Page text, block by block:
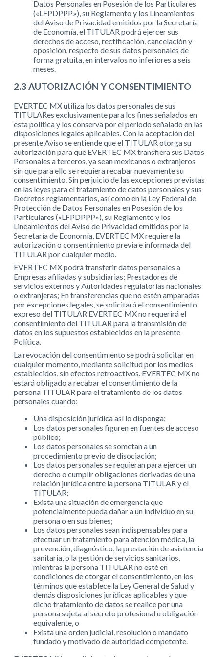
Datos Personales en Posesión de los Particulares
(«LFPDPPP»), su Reglamento y los Lineamientos
del Aviso de Privacidad emitidos por la Secretaría
de Economía, el TITULAR podrá ejercer sus
derechos de acceso, rectificación, cancelación y
oposición, respecto de sus datos personales de
forma gratuita, en intervalos no inferiores a seis
meses.
2.3 AUTORIZACIÓN Y CONSENTIMIENTO
EVERTEC MX utiliza los datos personales de sus
TITULARes exclusivamente para los fines señalados en
esta política y los conserva por el período señalado en las
disposiciones legales aplicables. Con la aceptación del
presente Aviso se entiende que el TITULAR otorga su
autorización para que EVERTEC MX transfiera sus Datos
Personales a terceros, ya sean mexicanos o extranjeros
sin que para ello se requiera recabar nuevamente su
consentimiento. Sin perjuicio de las excepciones previstas
en las leyes para el tratamiento de datos personales y sus
Decretos reglamentarios, así como en la Ley Federal de
Protección de Datos Personales en Posesión de los
Particulares («LFPDPPP»), su Reglamento y los
Lineamientos del Aviso de Privacidad emitidos por la
Secretaría de Economía, EVERTEC MX requiere la
autorización o consentimiento previa e informada del
TITULAR por cualquier medio.
EVERTEC MX podrá transferir datos personales a
Empresas afiliadas y subsidiarias; Prestadores de
servicios externos y Autoridades regulatorias nacionales
o extranjeras; En transferencias que no estén amparadas
por excepciones legales, se solicitará el consentimiento
expreso del TITULAR EVERTEC MX no requerirá el
consentimiento del TITULAR para la transmisión de
datos en los supuestos establecidos en la presente
Política.
La revocación del consentimiento se podrá solicitar en
cualquier momento, mediante solicitud por los medios
establecidos, sin efectos retroactivos. EVERTEC MX no
estará obligado a recabar el consentimiento de la
persona TITULAR para el tratamiento de los datos
personales cuando:
Una disposición jurídica así lo disponga;
Los datos personales figuren en fuentes de acceso
público;
Los datos personales se sometan a un
procedimiento previo de disociación;
Los datos personales se requieran para ejercer un
derecho o cumplir obligaciones derivadas de una
relación jurídica entre la persona TITULAR y el
TITULAR;
Exista una situación de emergencia que
potencialmente pueda dañar a un individuo en su
persona o en sus bienes;
Los datos personales sean indispensables para
efectuar un tratamiento para atención médica, la
prevención, diagnóstico, la prestación de asistencia
sanitaria, o la gestión de servicios sanitarios,
mientras la persona TITULAR no esté en
condiciones de otorgar el consentimiento, en los
términos que establece la Ley General de Salud y
demás disposiciones jurídicas aplicables y que
dicho tratamiento de datos se realice por una
persona sujeta al secreto profesional u obligación
equivalente, o
Exista una orden judicial, resolución o mandato
fundado y motivado de autoridad competente.